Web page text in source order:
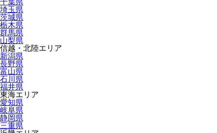
千葉県
埼玉県
茨城県
栃木県
群馬県
山梨県
信越・北陸エリア
新潟県
長野県
富山県
石川県
福井県
東海エリア
愛知県
岐阜県
静岡県
三重県